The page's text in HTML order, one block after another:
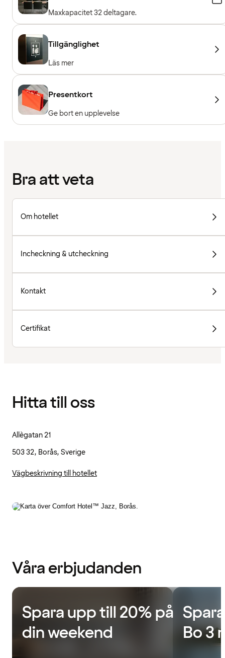
Maxkapacitet 32 deltagare.
Tillgänglighet
Läs mer
Presentkort
Ge bort en upplevelse
Bra att veta
Om hotellet
Incheckning & utcheckning
Kontakt
Certifikat
Hitta till oss
Allègatan 21
503 32, Borås, Sverige
Vägbeskrivning till hotellet
Våra erbjudanden
Spara upp till 20% på
din weekend
Bo 3